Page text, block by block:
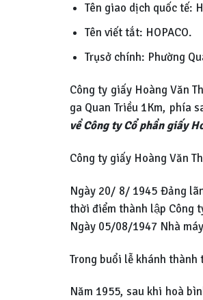
Tên giao dịch quốc tế:
Tên viết tắt: HOPACO.
Trụsở chính: Phường
Công ty giấy Hoàng Văn
ga Quan Triều 1Km, phía
về Công ty Cổ phần giấy
Công ty giấy Hoàng Văn
Ngày 20/ 8/ 1945 Đảng
thời điểm thành lập Công
Ngày 05/08/1947 Nhà
Trong buổi lễ khánh
Năm 1955, sau khi hoà